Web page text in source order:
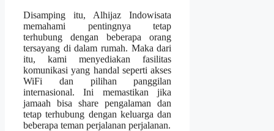
Disamping itu, Alhijaz Indowisata
memahami pentingnya tetap
terhubung dengan beberapa orang
tersayang di dalam rumah. Maka dari
itu, kami menyediakan fasilitas
komunikasi yang handal seperti akses
WiFi dan pilihan panggilan
internasional. Ini memastikan jika
jamaah bisa share pengalaman dan
tetap terhubung dengan keluarga dan
beberapa teman perjalanan perjalanan.